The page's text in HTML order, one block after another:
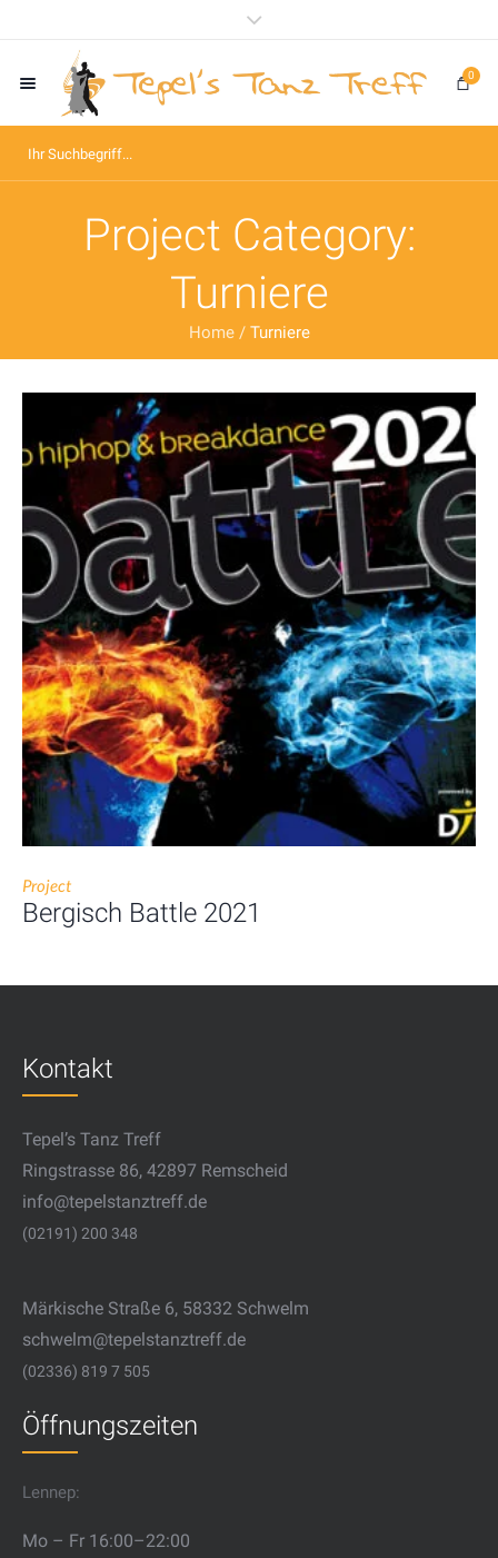
0
Project Category:
Turniere
Home / Turniere
Project
Bergisch Battle 2021
Kontakt
Tepel’s Tanz Treff
Ringstrasse 86, 42897 Remscheid
info@tepelstanztreff.de
(02191) 200 348
Märkische Straße 6, 58332 Schwelm
schwelm@tepelstanztreff.de
(02336) 819 7 505
Öffnungszeiten
Lennep:
Mo – Fr 16:00–22:00